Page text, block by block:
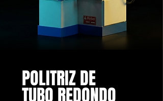
POLITRIZ DE
TUBO REDONDO